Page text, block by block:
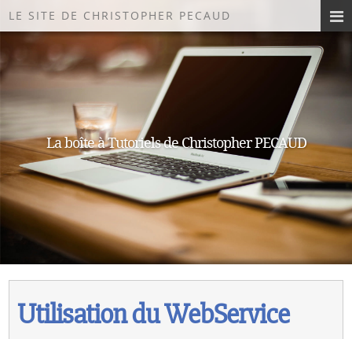
LE SITE DE CHRISTOPHER PECAUD
La boîte à Tutoriels de Christopher PECAUD
Utilisation du WebService